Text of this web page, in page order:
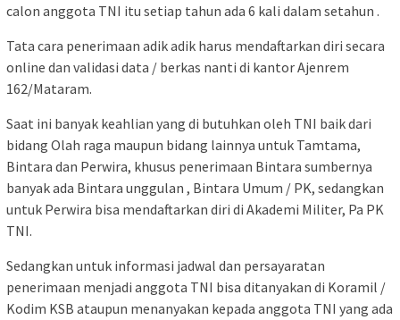
calon anggota TNI itu setiap tahun ada 6 kali dalam setahun .
Tata cara penerimaan adik adik harus mendaftarkan diri secara
online dan validasi data / berkas nanti di kantor Ajenrem
162/Mataram.
Saat ini banyak keahlian yang di butuhkan oleh TNI baik dari
bidang Olah raga maupun bidang lainnya untuk Tamtama,
Bintara dan Perwira, khusus penerimaan Bintara sumbernya
banyak ada Bintara unggulan , Bintara Umum / PK, sedangkan
untuk Perwira bisa mendaftarkan diri di Akademi Militer, Pa PK
TNI.
Sedangkan untuk informasi jadwal dan persayaratan
penerimaan menjadi anggota TNI bisa ditanyakan di Koramil /
Kodim KSB ataupun menanyakan kepada anggota TNI yang ada